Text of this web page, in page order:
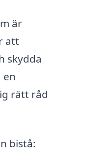
är
att
skydda
en
rätt råd
bistå: